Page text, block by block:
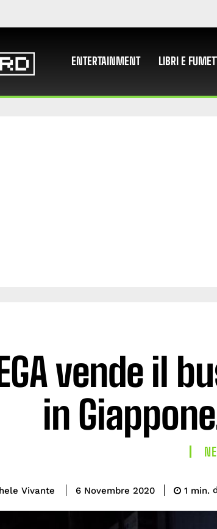
ENTERTAINMENT LIBRI E
vende il
in
Vivante 6 Novembre 2020 1 min.